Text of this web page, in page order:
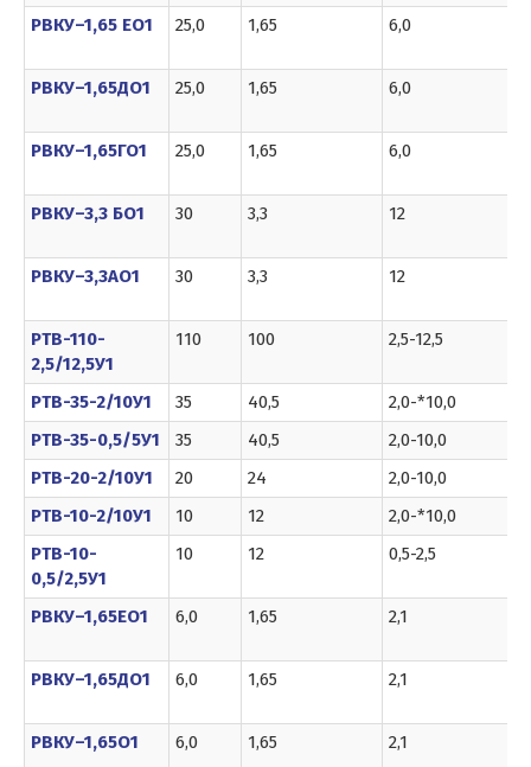
РВКУ–1,65 ЕО1 25,0 1,65 6,0
РВКУ–1,65ДО1 25,0 1,65 6,0
РВКУ–1,65ГО1 25,0 1,65 6,0
РВКУ–3,3 БО1 30 3,3 12
РВКУ–3,3АО1 30 3,3 12
РТВ-110-
2,5/12,5У1
110 100 2,5-12,5
РТВ-35-2/10У1 35 40,5
2,0-*10,0
РТВ-35-0,5/5У1
35 40,5
2,0-10,0
РТВ-20-2/10У1
20 24
2,0-10,0
РТВ-10-2/10У1
10 12
2,0-*10,0
РТВ-10-
0,5/2,5У1
10 12 0,5-2,5
РВКУ–1,65ЕО1 6,0 1,65 2,1
РВКУ–1,65ДО1 6,0 1,65 2,1
РВКУ–1,65О1 6,0 1,65 2,1